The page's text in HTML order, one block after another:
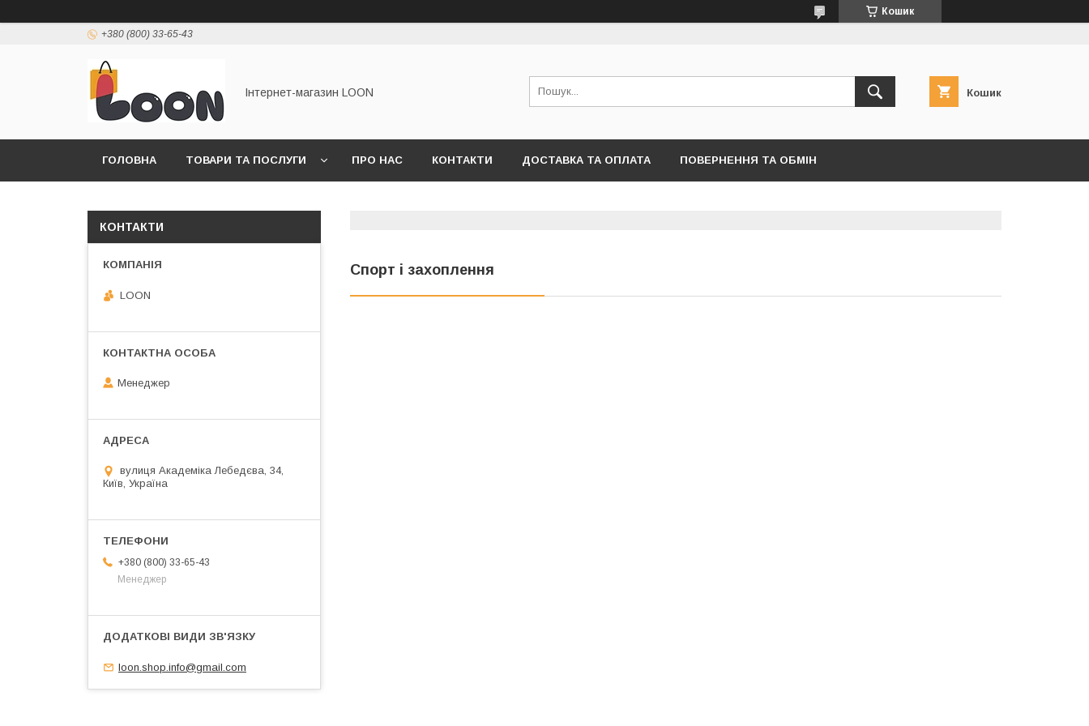
Кошик
+380 (800) 33-65-43
Інтернет-магазин LOON Кошик
ГОЛОВНА ТОВАРИ ТА ПОСЛУГИ ПРО НАС КОНТАКТИ ДОСТАВКА ТА ОПЛАТА ПОВЕРНЕННЯ ТА ОБМІН
Спорт і захоплення
КОНТАКТИ
LOON
Менеджер
вулиця Академіка Лебедєва, 34,
Київ, Україна
+380 (800) 33-65-43
Менеджер
loon.shop.info@gmail.com